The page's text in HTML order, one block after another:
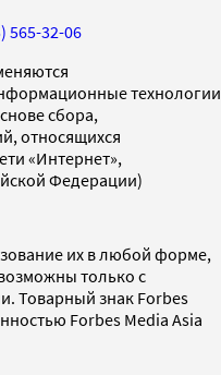
565-32-06
технологии
сбора,
относящихся
«Интернет»,
Федерации)
их в любой форме,
только с
Товарный знак Forbes
Forbes Media Asia